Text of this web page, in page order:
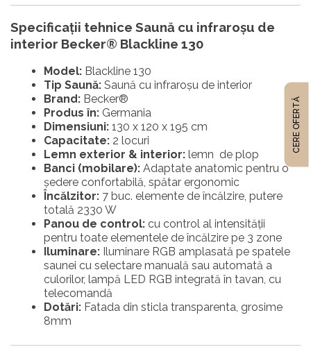
Specificații tehnice Saună cu infraroşu de
interior Becker® Blackline 130
Model: Blackline 130
Tip Saună: Saună cu infraroşu de interior
Brand: Becker®
Produs în: Germania
Dimensiuni: 130 x 120 x 195 cm
Capacitate: 2 locuri
Lemn exterior & interior: lemn de plop
Banci (mobilare): Adaptate anatomic pentru o
ședere confortabilă, spătar ergonomic
Încălzitor: 7 buc. elemente de încălzire, putere
totală 2330 W
Panou de control: cu control al intensității
pentru toate elementele de încălzire pe 3 zone
Iluminare: Iluminare RGB amplasată pe spatele
saunei cu selectare manuală sau automată a
culorilor, lampă LED RGB integrată în tavan, cu
telecomandă
Dotări: Fatada din sticla transparenta, grosime
8mm
CERE OFERTĂ